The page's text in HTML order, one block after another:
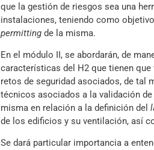
que la gestión de riesgos sea una
instalaciones, teniendo como
permitting de la misma.
En el módulo II, se abordarán, de
características del H2 que tienen
retos de seguridad asociados, de tal
técnicos asociados a la validación
misma en relación a la definición del
de los edificios y su ventilación, así
Se dará particular importancia a